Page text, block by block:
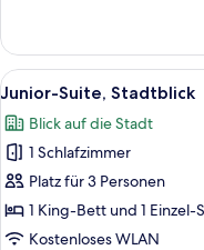
Zimmer,
Terrasse,
Meerblick
Alle
Fotos
für
Junior-
Suite,
Stadtblick
anzeigen
10
Junior-Suite, Stadtblick
Blick auf die Stadt
1 Schlafzimmer
Platz für 3 Personen
1 King-Bett und 1 Einzel-
Kostenloses WLAN